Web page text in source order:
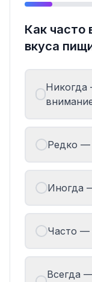
Как часто
вкуса
Никогда
Редко —
Иногда
Часто —
Всегда